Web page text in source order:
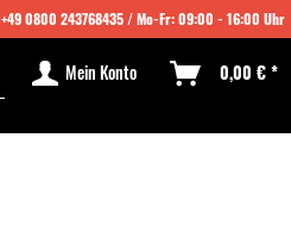
+49 0800 243768435 / Mo-Fr: 09:00 - 16:00 Uhr
Mein Konto 0,00 € *